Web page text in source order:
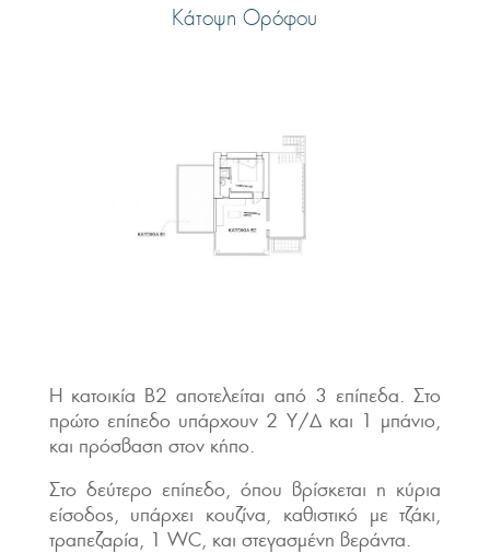
Κάτοψη Ορόφου
Η κατοικία Β2 αποτελείται από 3 επίπεδα. Στο
πρώτο επίπεδο υπάρχουν 2 Υ/Δ και 1 μπάνιο,
και πρόσβαση στον κήπο.
Στο δεύτερο επίπεδο, όπου βρίσκεται η κύρια
είσοδος, υπάρχει κουζίνα, καθιστικό με τζάκι,
τραπεζαρία, 1 WC, και στεγασμένη βεράντα.